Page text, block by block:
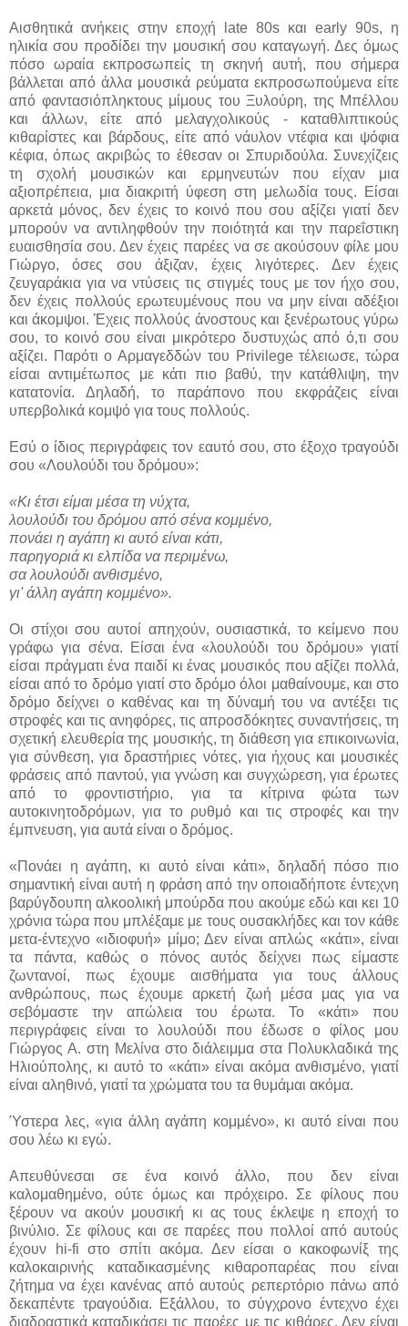
Αισθητικά ανήκεις στην εποχή late 80s και early 90s, η
ηλικία σου προδίδει την μουσική σου καταγωγή. Δες όμως
πόσο ωραία εκπροσωπείς τη σκηνή αυτή, που σήμερα
βάλλεται από άλλα μουσικά ρεύματα εκπροσωπούμενα είτε
από φαντασιόπληκτους μίμους του Ξυλούρη, της Μπέλλου
και άλλων, είτε από μελαγχολικούς - καταθλιπτικούς
κιθαρίστες και βάρδους, είτε από νάυλον ντέφια και ψόφια
κέφια, όπως ακριβώς το έθεσαν οι Σπυριδούλα. Συνεχίζεις
τη σχολή μουσικών και ερμηνευτών που είχαν μια
αξιοπρέπεια, μια διακριτή ύφεση στη μελωδία τους. Είσαι
αρκετά μόνος, δεν έχεις το κοινό που σου αξίζει γιατί δεν
μπορούν να αντιληφθούν την ποιότητά και την παρεΐστικη
ευαισθησία σου. Δεν έχεις παρέες να σε ακούσουν φίλε μου
Γιώργο, όσες σου άξιζαν, έχεις λιγότερες. Δεν έχεις
ζευγαράκια για να ντύσεις τις στιγμές τους με τον ήχο σου,
δεν έχεις πολλούς ερωτευμένους που να μην είναι αδέξιοι
και άκομψοι. Έχεις πολλούς άνοστους και ξενέρωτους γύρω
σου, το κοινό σου είναι μικρότερο δυστυχώς από ό,τι σου
αξίζει. Παρότι ο Αρμαγεδδών του Privilege τέλειωσε, τώρα
είσαι αντιμέτωπος με κάτι πιο βαθύ, την κατάθλιψη, την
κατατονία. Δηλαδή, το παράπονο που εκφράζεις είναι
υπερβολικά κομψό για τους πολλούς.
Εσύ ο ίδιος περιγράφεις τον εαυτό σου, στο έξοχο τραγούδι
σου «Λουλούδι του δρόμου»:
«Κι έτσι είμαι μέσα τη νύχτα,
λουλούδι του δρόμου από σένα κομμένο,
πονάει η αγάπη κι αυτό είναι κάτι,
παρηγοριά κι ελπίδα να περιμένω,
σα λουλούδι ανθισμένο,
γι' άλλη αγάπη κομμένο».
Οι στίχοι σου αυτοί απηχούν, ουσιαστικά, το κείμενο που
γράφω για σένα. Είσαι ένα «λουλούδι του δρόμου» γιατί
είσαι πράγματι ένα παιδί κι ένας μουσικός που αξίζει πολλά,
είσαι από το δρόμο γιατί στο δρόμο όλοι μαθαίνουμε, και στο
δρόμο δείχνει ο καθένας και τη δύναμή του να αντέξει τις
στροφές και τις ανηφόρες, τις απροσδόκητες συναντήσεις, τη
σχετική ελευθερία της μουσικής, τη διάθεση για επικοινωνία,
για σύνθεση, για δραστήριες νότες, για ήχους και μουσικές
φράσεις από παντού, για γνώση και συγχώρεση, για έρωτες
από το φροντιστήριο, για τα κίτρινα φώτα των
αυτοκινητοδρόμων, για το ρυθμό και τις στροφές και την
έμπνευση, για αυτά είναι ο δρόμος.
«Πονάει η αγάπη, κι αυτό είναι κάτι», δηλαδή πόσο πιο
σημαντική είναι αυτή η φράση από την οποιαδήποτε έντεχνη
βαρύγδουπη αλκοολική μπούρδα που ακούμε εδώ και κει 10
χρόνια τώρα που μπλέξαμε με τους ουσακλήδες και τον κάθε
μετα-έντεχνο «ιδιοφυή» μίμο; Δεν είναι απλώς «κάτι», είναι
τα πάντα, καθώς ο πόνος αυτός δείχνει πως είμαστε
ζωντανοί, πως έχουμε αισθήματα για τους άλλους
ανθρώπους, πως έχουμε αρκετή ζωή μέσα μας για να
σεβόμαστε την απώλεια του έρωτα. Το «κάτι» που
περιγράφεις είναι το λουλούδι που έδωσε ο φίλος μου
Γιώργος Α. στη Μελίνα στο διάλειμμα στα Πολυκλαδικά της
Ηλιούπολης, κι αυτό το «κάτι» είναι ακόμα ανθισμένο, γιατί
είναι αληθινό, γιατί τα χρώματα του τα θυμάμαι ακόμα.
Ύστερα λες, «για άλλη αγάπη κομμένο», κι αυτό είναι που
σου λέω κι εγώ.
Απευθύνεσαι σε ένα κοινό άλλο, που δεν είναι
καλομαθημένο, ούτε όμως και πρόχειρο. Σε φίλους που
ξέρουν να ακούν μουσική κι ας τους έκλεψε η εποχή το
βινύλιο. Σε φίλους και σε παρέες που πολλοί από αυτούς
έχουν
hi-fi στο σπίτι ακόμα. Δεν είσαι ο κακοφωνίξ της
καλοκαιρινής καταδικασμένης κιθαροπαρέας που είναι
ζήτημα να έχει κανένας από αυτούς ρεπερτόριο πάνω από
δεκαπέντε τραγούδια. Εξάλλου, το σύγχρονο έντεχνο έχει
διαδραστικά καταδικάσει τις παρέες με τις κιθάρες. Δεν είναι